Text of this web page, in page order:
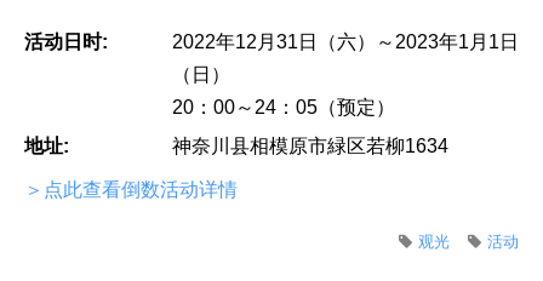
活动日时:
2022年12月31日（六）～2023年1月1日
（日）
20：00～24：05（预定）
地址:
神奈川县相模原市緑区若柳1634
＞点此查看倒数活动详情
活动
观光